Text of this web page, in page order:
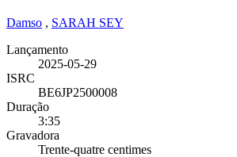
Damso , SARAH SEY
Lançamento
2025-05-29
ISRC
BE6JP2500008
Duração
3:35
Gravadora
Trente-quatre centimes